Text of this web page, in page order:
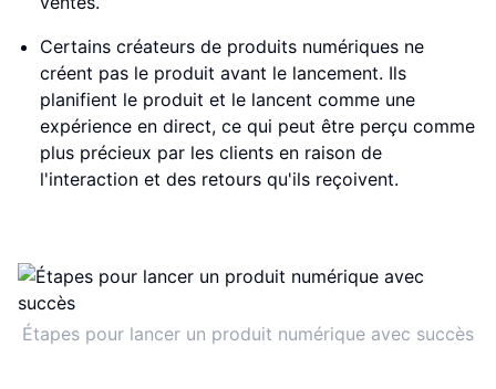
Certains créateurs de produits numériques ne
créent pas le produit avant le lancement. Ils
planifient le produit et le lancent comme une
expérience en direct, ce qui peut être perçu comme
plus précieux par les clients en raison de
l'interaction et des retours qu'ils reçoivent.
Étapes pour lancer un produit numérique avec succès